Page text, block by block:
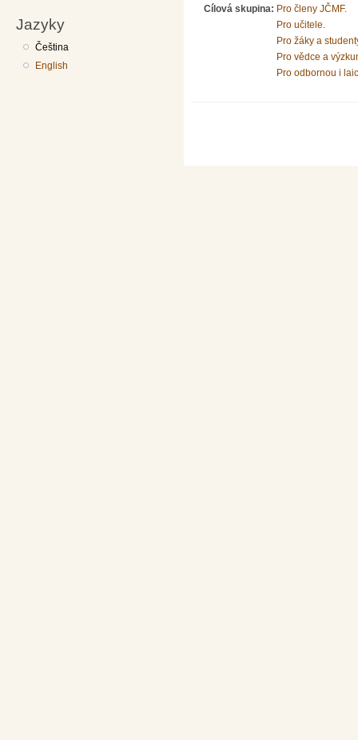
Jazyky
Čeština
English
Cílová skupina: Pro členy JČMF.
Pro učitele.
Pro žáky a
Pro vědce a
Pro odbornou i